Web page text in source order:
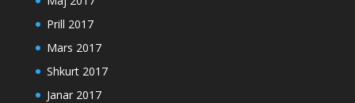
Prill 2017
Mars 2017
Shkurt 2017
Janar 2017